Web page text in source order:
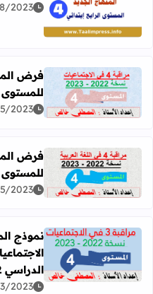
اقرأ المزيد عن توازيع
2023
اقرأ المزيد عن فرض
فرض
للمستوى
2023
اقرأ المزيد عن فرض
فرض
للمستوى
2023
اقرأ المزيد عن نموذج
نموذج
الدراسي 2022 _2023
2023